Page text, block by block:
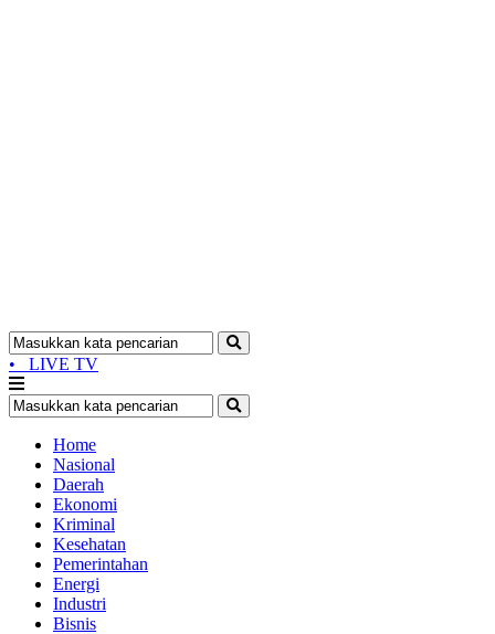
• LIVE TV
Home
Nasional
Daerah
Ekonomi
Kriminal
Kesehatan
Pemerintahan
Energi
Industri
Bisnis